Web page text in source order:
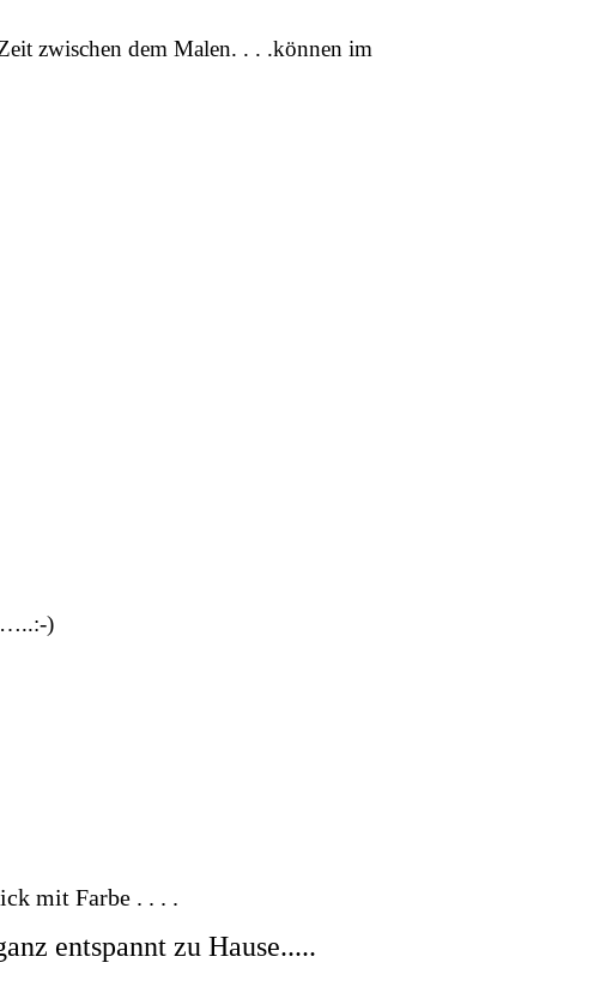
zwischen dem Malen. . . .können im
)
mit Farbe . . . .
entspannt zu Hause.....